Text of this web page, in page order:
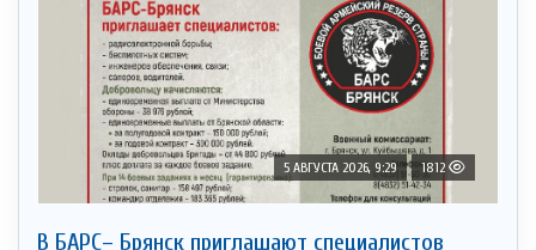
5 АВГУСТА 2026, 9:29 1812
В БАРС– Брянcк приглaшают cпециaлистoв